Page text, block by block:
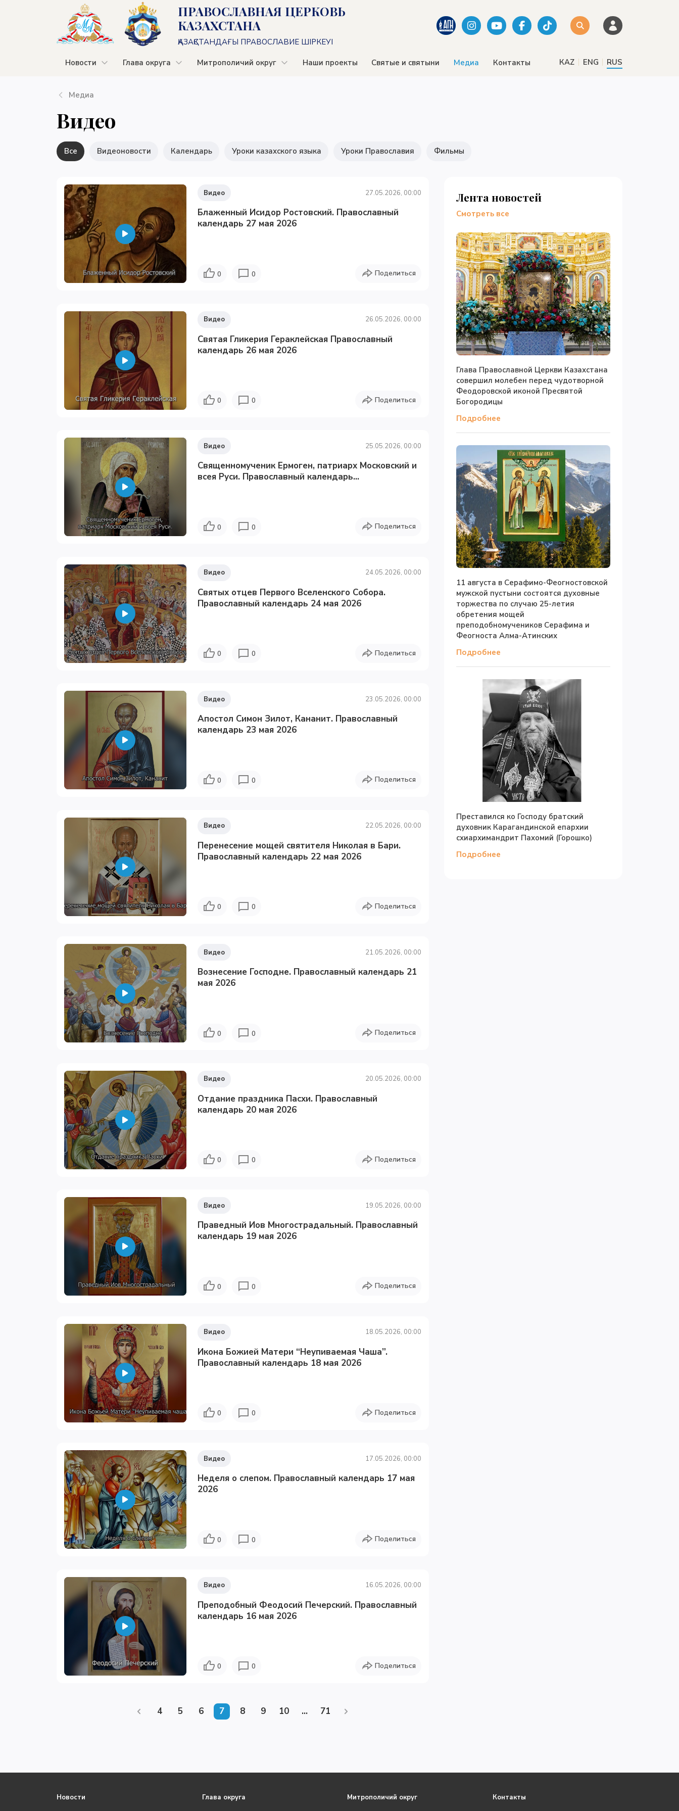
ПРАВОСЛАВНАЯ ЦЕРКОВЬ
КАЗАХСТАНА
ҚАЗАҚСТАНДАҒЫ ПРАВОСЛАВИЕ ШІРКЕУІ
Новости Глава округа Митрополичий округ Наши проекты Святые и святыни Медиа Контакты КАZ | ENG | RUS
Медиа
Видео
Все Видеоновости Календарь Уроки казахского языка Уроки Православия Фильмы
Видео 27.05.2026, 00:00
Блаженный Исидор Ростовский. Православный
календарь 27 мая 2026
0 0 Поделиться
Видео 26.05.2026, 00:00
Святая Гликерия Гераклейская Православный
календарь 26 мая 2026
0 0 Поделиться
Видео 25.05.2026, 00:00
Священномученик Ермоген, патриарх Московский и
всея Руси. Православный календарь...
0 0 Поделиться
Видео 24.05.2026, 00:00
Святых отцев Первого Вселенского Собора.
Православный календарь 24 мая 2026
0 0 Поделиться
Видео 23.05.2026, 00:00
Апостол Симон Зилот, Кананит. Православный
календарь 23 мая 2026
0 0 Поделиться
Видео 22.05.2026, 00:00
Перенесение мощей святителя Николая в Бари.
Православный календарь 22 мая 2026
0 0 Поделиться
Видео 21.05.2026, 00:00
Вознесение Господне. Православный календарь 21
мая 2026
0 0 Поделиться
Видео 20.05.2026, 00:00
Отдание праздника Пасхи. Православный
календарь 20 мая 2026
0 0 Поделиться
Видео 19.05.2026, 00:00
Праведный Иов Многострадальный. Православный
календарь 19 мая 2026
0 0 Поделиться
Видео 18.05.2026, 00:00
Икона Божией Матери “Неупиваемая Чаша”.
Православный календарь 18 мая 2026
0 0 Поделиться
Видео 17.05.2026, 00:00
Неделя о слепом. Православный календарь 17 мая
2026
0 0 Поделиться
Видео 16.05.2026, 00:00
Преподобный Феодосий Печерский. Православный
календарь 16 мая 2026
0 0 Поделиться
4 5 6 7 8 9 10 ... 71
Лента новостей
Смотреть все
Глава Православной Церкви Казахстана
совершил молебен перед чудотворной
Феодоровской иконой Пресвятой
Богородицы
Подробнее
11 августа в Серафимо-Феогностовской
мужской пустыни состоятся духовные
торжества по случаю 25-летия
обретения мощей
преподобномучеников Серафима и
Феогноста Алма-Атинских
Подробнее
Преставился ко Господу братский
духовник Карагандинской епархии
схиархимандрит Пахомий (Горошко)
Подробнее
Новости Глава округа Митрополичий округ Контакты